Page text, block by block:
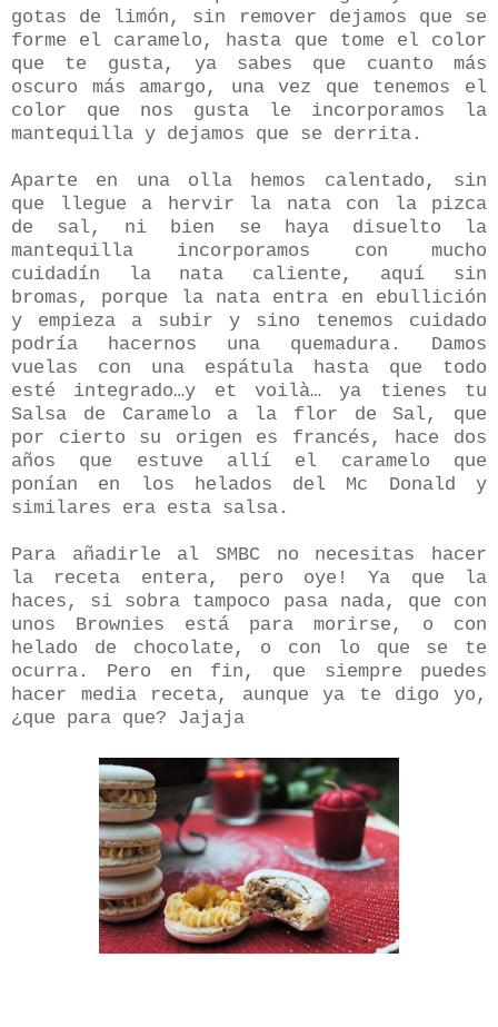
gotas de limón, sin remover dejamos que se
forme el caramelo, hasta que tome el color
que te gusta, ya sabes que cuanto más
oscuro más amargo, una vez que tenemos el
color que nos gusta le incorporamos la
mantequilla y dejamos que se derrita.
Aparte en una olla hemos calentado, sin
que llegue a hervir la nata con la pizca
de sal, ni bien se haya disuelto la
mantequilla incorporamos con mucho
cuidadín la nata caliente, aquí sin
bromas, porque la nata entra en ebullición
y empieza a subir y sino tenemos cuidado
podría hacernos una quemadura. Damos
vuelas con una espátula hasta que todo
esté integrado…y et voilà… ya tienes tu
Salsa de Caramelo a la flor de Sal, que
por cierto su origen es francés, hace dos
años que estuve allí el caramelo que
ponían en los helados del Mc Donald y
similares era esta salsa.
Para añadirle al SMBC no necesitas hacer
la receta entera, pero oye! Ya que la
haces, si sobra tampoco pasa nada, que con
unos Brownies está para morirse, o con
helado de chocolate, o con lo que se te
ocurra. Pero en fin, que siempre puedes
hacer media receta, aunque ya te digo yo,
¿que para que? Jajaja